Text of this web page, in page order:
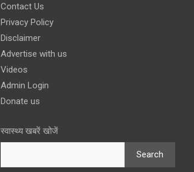
Contact Us
Privacy Policy
Disclaimer
Advertise with us
Videos
Admin Login
Donate us
स्वास्थ्य खबरें खोजें
Search